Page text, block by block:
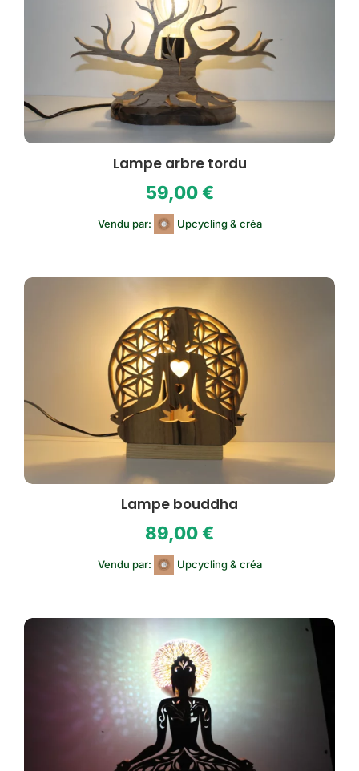
Lampe arbre tordu
59,00€
Vendu par: Upcycling & créa
Lampe bouddha
89,00€
Vendu par: Upcycling & créa